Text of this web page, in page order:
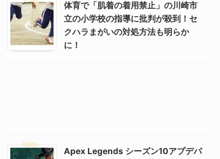
体育で「肌着の着用禁止」の川崎市
立の小学校の指導に批判が殺到！セ
クハラまがいの対処方法も明らか
に！
Apex Legends シーズン10アプデパ